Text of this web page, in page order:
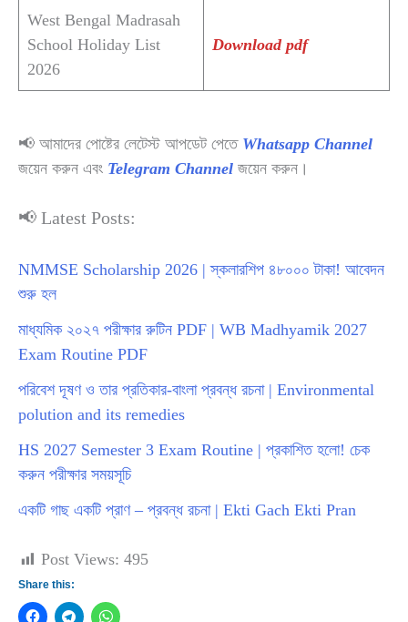
West Bengal Madrasah
School Holiday List
2026
Download pdf
📢 আমাদের পোষ্টের লেটেস্ট আপডেট পেতে Whatsapp Channel
জয়েন করুন এবং Telegram Channel জয়েন করুন।
📢 Latest Posts:
NMMSE Scholarship 2026 | স্কলারশিপ ৪৮০০০ টাকা! আবেদন
শুরু হল
মাধ্যমিক ২০২৭ পরীক্ষার রুটিন PDF | WB Madhyamik 2027
Exam Routine PDF
পরিবেশ দূষণ ও তার প্রতিকার-বাংলা প্রবন্ধ রচনা | Environmental
polution and its remedies
HS 2027 Semester 3 Exam Routine | প্রকাশিত হলো! চেক
করুন পরীক্ষার সময়সূচি
একটি গাছ একটি প্রাণ – প্রবন্ধ রচনা | Ekti Gach Ekti Pran
Post Views: 495
Share this: